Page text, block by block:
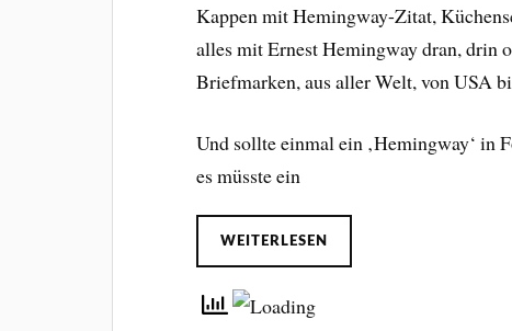
Kappen mit Hemingway-Zitat,
alles mit Ernest Hemingway dran, drin
Briefmarken, aus aller Welt, von USA
Und sollte einmal ein ‚Hemingway‘ in
es müsste ein
WEITERLESEN